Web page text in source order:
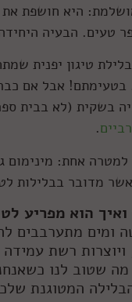
היא חושפת
טעים. הבעיה
טיגון יפנית
בטעימתם! אבל אם
בשקית (לא בבית
.
למטרה אחת: מינימום
מדובר בבלילות
הוא מפריע
מתערבבים
ויוצרות רשת
שטוב לנו
המטוגנת